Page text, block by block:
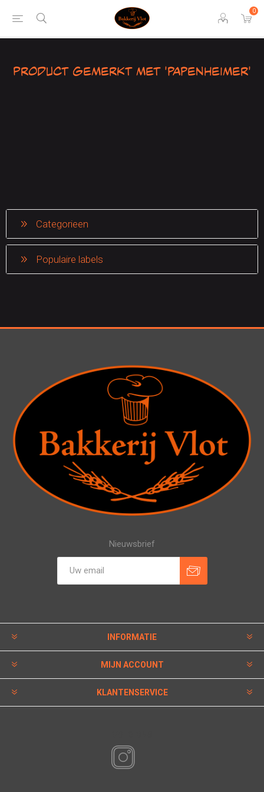
0
Product gemerkt met 'papenheimer'
Categorieen
Populaire labels
Nieuwsbrief
INFORMATIE
MIJN ACCOUNT
KLANTENSERVICE